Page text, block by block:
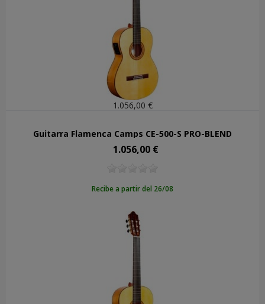
1.056,00 €
Guitarra Flamenca Camps CE-500-S PRO-BLEND
Precio
1.056,00 €
Recibe a partir del 26/08